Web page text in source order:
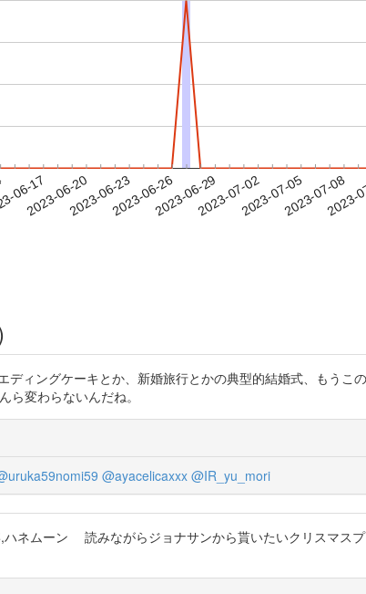
06-17
2023-06-202023-06-232023-06-262023-06-292023-07-022023-07-052023-07-08
ディングケーキとか、新婚旅行とかの典型的結婚式、もう
ら変わらないんだね。
@ayacelicaxxx @IR_yu_mori
ネムーン 読みながらジョナサンから貰いたいクリスマス